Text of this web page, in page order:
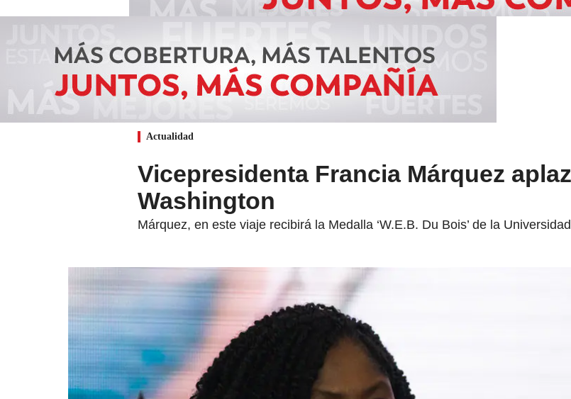
Actualidad
Vicepresidenta Francia Márquez
Washington
Márquez, en este viaje recibirá la Medalla ‘W.E.B. Du Bois’ de la